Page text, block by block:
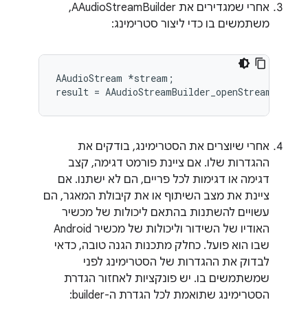
אחרי שמגדירים את AAudioStreamBuilder,
משתמשים בו כדי ליצור סטרימינג:
AAudioStream *stream;
אחרי שיוצרים את הסטרימינג, בודקים את
ההגדרות שלו. אם ציינת פורמט דגימה, קצב
דגימה או דגימות לכל פריים, הם לא ישתנו. אם
ציינת את מצב השיתוף או את קיבולת המאגר, הם
עשויים להשתנות בהתאם ליכולות של מכשיר
האודיו של השידור וליכולות של מכשיר Android
שבו הוא פועל. כחלק מתכנות הגנה טובה, כדאי
לבדוק את ההגדרות של הסטרימינג לפני
שמשתמשים בו. יש פונקציות לאחזור הגדרת
הסטרימינג שתואמת לכל הגדרת ה-builder: